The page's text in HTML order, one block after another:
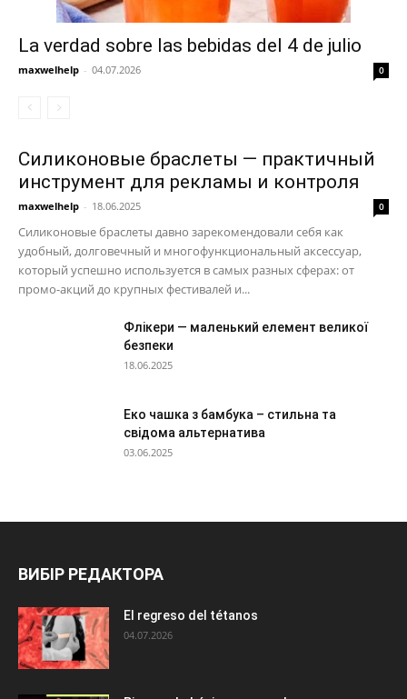
La verdad sobre las bebidas del 4 de julio
maxwelhelp - 04.07.2026 0
Силиконовые браслеты — практичный
инструмент для рекламы и контроля
maxwelhelp - 18.06.2025 0
Силиконовые браслеты давно зарекомендовали себя как
удобный, долговечный и многофункциональный аксессуар,
который успешно используется в самых разных сферах: от
промо-акций до крупных фестивалей и...
Флікери — маленький елемент великої
безпеки
18.06.2025
Еко чашка з бамбука – стильна та
свідома альтернатива
03.06.2025
ВИБІР РЕДАКТОРА
El regreso del tétanos
04.07.2026